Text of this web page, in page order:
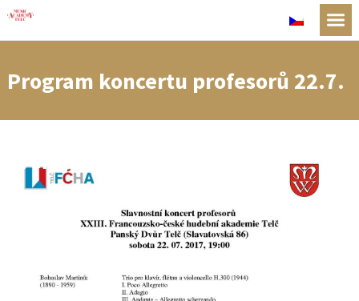
Program koncertu profesorů 22.7.
zveřejněn!